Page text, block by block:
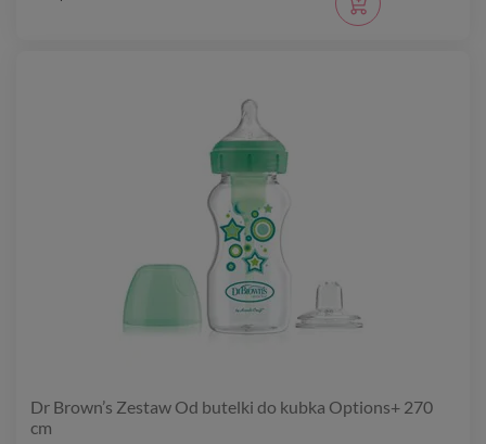
Dr Brown’s Zestaw Od butelki do kubka Options+ 270
cm